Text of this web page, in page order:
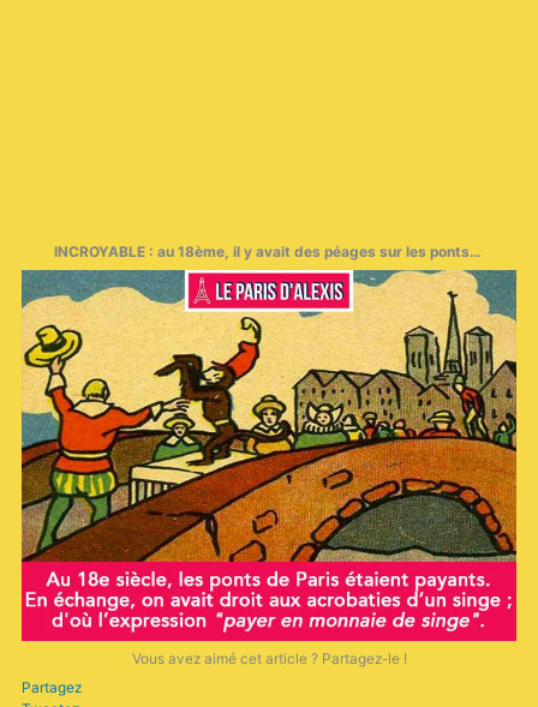
INCROYABLE : au 18ème, il y avait des péages sur les ponts…
Vous avez aimé cet article ? Partagez-le !
Partagez